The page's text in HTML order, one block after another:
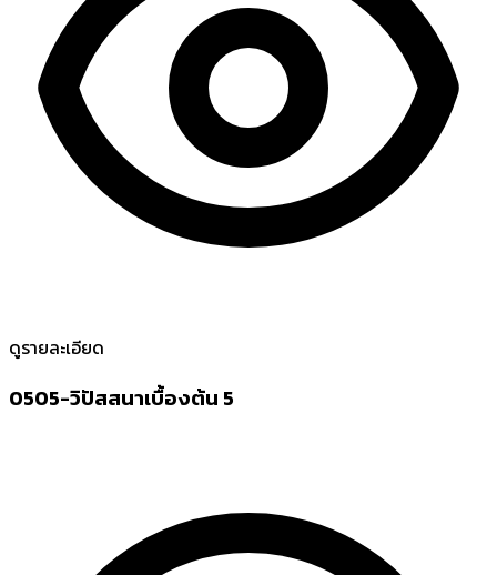
ดูรายละเอียด
0505-วิปัสสนาเบื้องต้น 5